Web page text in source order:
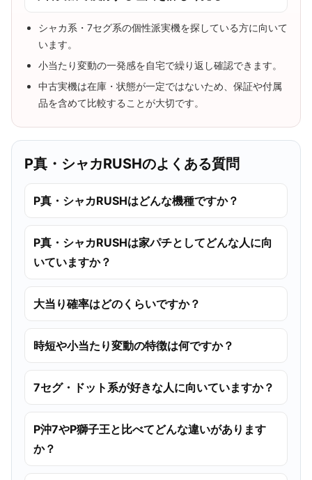
シャカ系・7セグ系の個性派実機を探している方に向いて
います。
小当たり変動の一発感を自宅で繰り返し確認できます。
中古実機は在庫・状態が一定ではないため、保証や付属
品を含めて比較することが大切です。
P真・シャカRUSHのよくある質問
P真・シャカRUSHはどんな機種ですか？
P真・シャカRUSHは家パチとしてどんな人に向
いていますか？
大当り確率はどのくらいですか？
時短や小当たり変動の特徴は何ですか？
7セグ・ドット系が好きな人に向いていますか？
P沖7やP獅子王と比べてどんな違いがあります
か？